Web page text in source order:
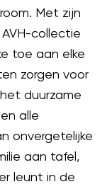
Met zijn
collectie
toe aan elke
zorgen voor
duurzame
alle
onvergetelijke
aan tafel,
leunt in de